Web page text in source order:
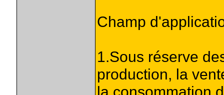
Champ
1.Sous réserve
production, la
la consommation